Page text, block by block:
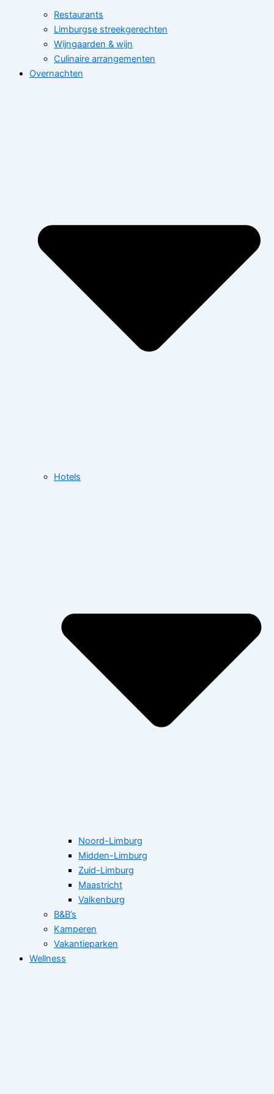
Restaurants
Limburgse streekgerechten
Wijngaarden & wijn
Culinaire arrangementen
Overnachten
Hotels
Noord-Limburg
Midden-Limburg
Zuid-Limburg
Maastricht
Valkenburg
B&B’s
Kamperen
Vakantieparken
Wellness